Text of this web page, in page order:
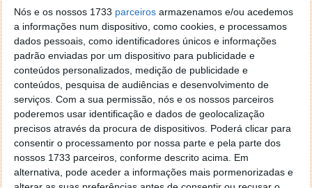
Nós e os nossos 1733 parceiros armazenamos e/ou acedemos
a informações num dispositivo, como cookies, e processamos
dados pessoais, como identificadores únicos e informações
padrão enviadas por um dispositivo para publicidade e
conteúdos personalizados, medição de publicidade e
conteúdos, pesquisa de audiências e desenvolvimento de
serviços. Com a sua permissão, nós e os nossos parceiros
poderemos usar identificação e dados de geolocalização
precisos através da procura de dispositivos. Poderá clicar para
consentir o processamento por nossa parte e pela parte dos
nossos 1733 parceiros, conforme descrito acima. Em
alternativa, pode aceder a informações mais pormenorizadas e